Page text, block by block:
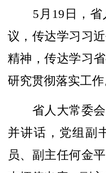
5月19日，省
议，传达学习习
精神，传达学习
研究贯彻落实工作
省人大常委会
并讲话，党组副
员、副主任何金